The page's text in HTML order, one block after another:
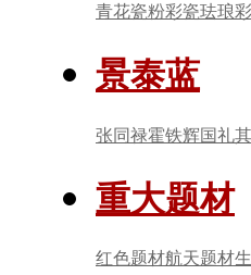
青花瓷粉彩瓷珐琅
景泰蓝
张同禄霍铁辉国礼
重大题材
红色题材航天题材